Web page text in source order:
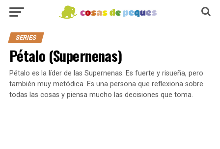
SERIES
Pétalo (Supernenas)
Pétalo es la líder de las Supernenas. Es fuerte y risueña, pero
también muy metódica. Es una persona que reflexiona sobre
todas las cosas y piensa mucho las decisiones que toma.